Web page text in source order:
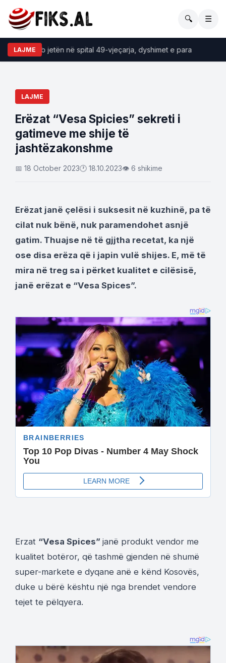
🔍 ☰
LAJME Ngjarje e rëndë/ Humb jetën në spital 49-vjeçarja,
LAJME
Erëzat “Vesa Spicies” sekreti i
gatimeve me shije të
jashtëzakonshme
📅 18 October 2023🕐 18.10.2023👁 6 shikime
Erëzat janë çelësi i suksesit në kuzhinë, pa të
cilat nuk bënë, nuk paramendohet asnjë
gatim. Thuajse në të gjjtha recetat, ka një
ose disa erëza që i japin vulë shijes. E, më të
mira në treg sa i përket kualitet e cilësisë,
janë erëzat e “Vesa Spices”.
Erzat “Vesa Spices” janë produkt vendor me
kualitet botëror, që tashmë gjenden në shumë
super-markete e dyqane anë e kënd Kosovës,
duke u bërë kështu një nga brendet vendore
tejet te pëlqyera.